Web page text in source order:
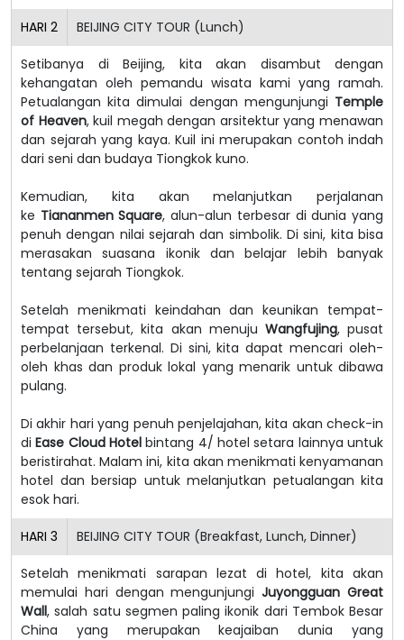
HARI 2 BEIJING CITY TOUR (Lunch)
Setibanya di Beijing, kita akan disambut dengan
kehangatan oleh pemandu wisata kami yang ramah.
Petualangan kita dimulai dengan mengunjungi Temple
of Heaven, kuil megah dengan arsitektur yang menawan
dan sejarah yang kaya. Kuil ini merupakan contoh indah
dari seni dan budaya Tiongkok kuno.
Kemudian, kita akan melanjutkan perjalanan
ke Tiananmen Square, alun-alun terbesar di dunia yang
penuh dengan nilai sejarah dan simbolik. Di sini, kita bisa
merasakan suasana ikonik dan belajar lebih banyak
tentang sejarah Tiongkok.
Setelah menikmati keindahan dan keunikan tempat-
tempat tersebut, kita akan menuju Wangfujing, pusat
perbelanjaan terkenal. Di sini, kita dapat mencari oleh-
oleh khas dan produk lokal yang menarik untuk dibawa
pulang.
Di akhir hari yang penuh penjelajahan, kita akan check-in
diEase Cloud Hotel bintang 4/ hotel setara lainnya untuk
beristirahat. Malam ini, kita akan menikmati kenyamanan
hotel dan bersiap untuk melanjutkan petualangan kita
esok hari.
HARI 3 BEIJING CITY TOUR (Breakfast, Lunch, Dinner)
Setelah menikmati sarapan lezat di hotel, kita akan
memulai hari dengan mengunjungiJuyongguan Great
Wall, salah satu segmen paling ikonik dari Tembok Besar
China yang merupakan keajaiban dunia yang